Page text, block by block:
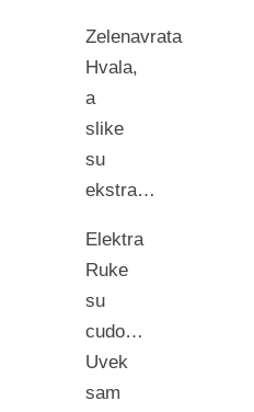
Zelenavrata
Hvala,
a
slike
su
ekstra…
Elektra
Ruke
su
cudo…
Uvek
sam